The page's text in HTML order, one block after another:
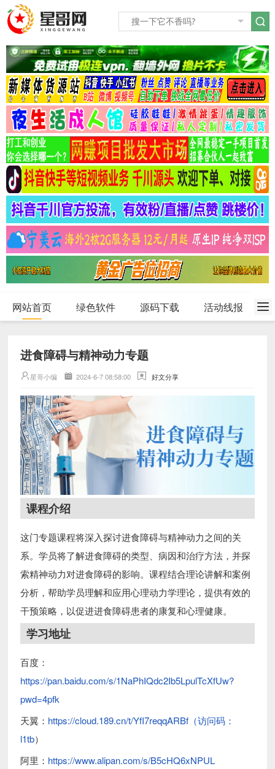
网站首页 绿色软件 源码下载 活动线报
进食障碍与精神动力专题
星哥小编 2024-6-7 08:58:00 好文分享
课程介绍
这门专题课程将深入探讨进食障碍与精神动力之间的关
系。学员将了解进食障碍的类型、病因和治疗方法，并探
索精神动力对进食障碍的影响。课程结合理论讲解和案例
分析，帮助学员理解和应用心理动力学理论，提供有效的
干预策略，以促进进食障碍患者的康复和心理健康。
学习地址
百度：
https://pan.baidu.com/s/1NaPhIQdc2Ib5LpulTcXfUw?
pwd=4pfk
天翼： https://cloud.189.cn/t/YfI7reqqARBf（访问码：
l1tb）
阿里： https://www.alipan.com/s/B5cHQ6xNPUL